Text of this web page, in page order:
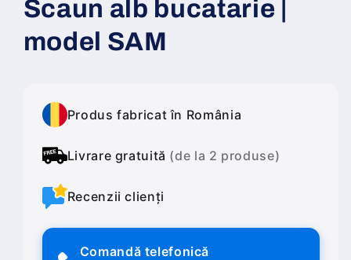
Scaun alb bucatarie |
model SAM
Produs fabricat în România
Livrare gratuită (de la 2 produse)
Recenzii clienți
Comandă telefonică